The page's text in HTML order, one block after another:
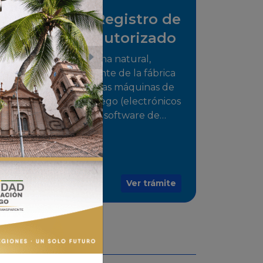
Solicitud de Registro de
distribuidor autorizado
Tramite para la persona natural,
jurídica o representante de la fábrica
que comercializarán las máquinas de
juego o medios de juego (electrónicos
o electromecánicos o software de
juegos) de las Empresas Fabricantes
Autorizadas
Ver trámite